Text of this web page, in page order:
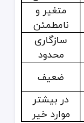
متغیر و
نامطمئن
سازگاری
محدود
ضعیف
در بیشتر
موارد خیر